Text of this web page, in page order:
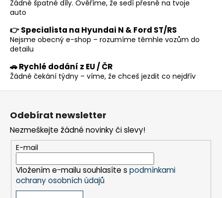
á
a
c
p
r
v
k
ý
p
u
Žádné špatné díly. Ověříme, že sedí přesně na tvoje
auto
👉 Specialista na Hyundai N & Ford ST/RS
Nejsme obecný e-shop – rozumíme těmhle vozům do
detailu
🚗 Rychlé dodání z EU / ČR
Žádné čekání týdny – víme, že chceš jezdit co nejdřív
Odebírat newsletter
Nezmeškejte žádné novinky či slevy!
E-mail
Vložením e-mailu souhlasíte s podmínkami
ochrany osobních údajů